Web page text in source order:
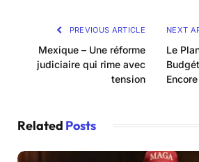
PREVIOUS ARTICLE
Mexique – Une réforme
judiciaire qui rime avec
tension
NEXT
Le
Related Posts